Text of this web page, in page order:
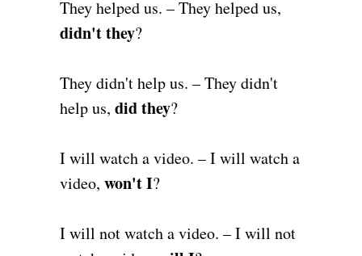
They helped us. – They helped us,
didn't they?
They didn't help us. – They didn't
help us, did they?
I will watch a video. – I will watch a
video, won't I?
I will not watch a video. – I will not